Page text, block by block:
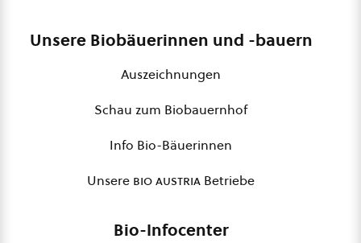
Unsere Biobäuerinnen und -bauern
Auszeichnungen
Schau zum Biobauernhof
Info Bio-Bäuerinnen
Unsere bio austria Betriebe
Bio-Infocenter